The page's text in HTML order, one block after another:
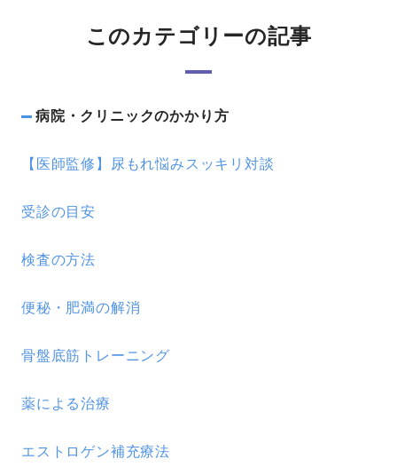
このカテゴリーの記事
病院・クリニックのかかり方
【医師監修】尿もれ悩みスッキリ対談
受診の目安
検査の方法
便秘・肥満の解消
骨盤底筋トレーニング
薬による治療
エストロゲン補充療法